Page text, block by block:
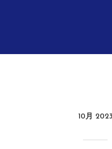
10月 2023